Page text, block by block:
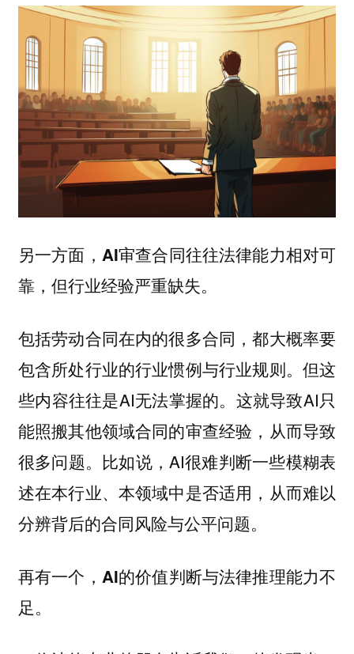
另一方面，AI审查合同往往法律能力相对可
靠，但行业经验严重缺失。
包括劳动合同在内的很多合同，都大概率要
包含所处行业的行业惯例与行业规则。但这
些内容往往是AI无法掌握的。这就导致AI只
能照搬其他领域合同的审查经验，从而导致
很多问题。比如说，AI很难判断一些模糊表
述在本行业、本领域中是否适用，从而难以
分辨背后的合同风险与公平问题。
再有一个，AI的价值判断与法律推理能力不
足。